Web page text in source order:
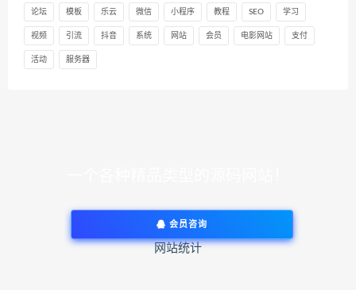
论坛 模板 乐云 微信 小程序 教程 SEO 学习
视频 引流 抖音 系统 网站 会员 电影网站 支付
活动 服务器
会员咨询
网站统计